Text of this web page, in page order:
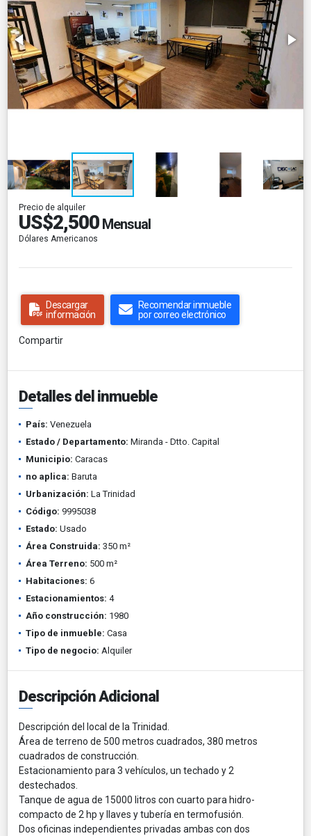
Precio de alquiler
US$2,500 Mensual
Dólares Americanos
Descargar
información
Recomendar inmueble
por correo electrónico
Compartir
Detalles del inmueble
País: Venezuela
Estado / Departamento: Miranda - Dtto. Capital
Municipio: Caracas
no aplica: Baruta
Urbanización: La Trinidad
Código: 9995038
Estado: Usado
Área Construida: 350 m²
Área Terreno: 500 m²
Habitaciones: 6
Estacionamientos: 4
Año construcción: 1980
Tipo de inmueble: Casa
Tipo de negocio: Alquiler
Descripción Adicional
Descripción del local de la Trinidad.
Área de terreno de 500 metros cuadrados, 380 metros
cuadrados de construcción.
Estacionamiento para 3 vehículos, un techado y 2
destechados.
Tanque de agua de 15000 litros con cuarto para hidro-
compacto de 2 hp y llaves y tubería en termofusión.
Dos oficinas independientes privadas ambas con dos